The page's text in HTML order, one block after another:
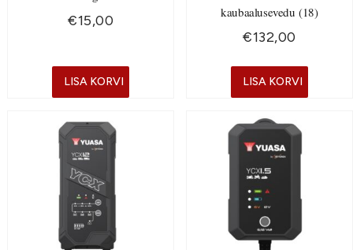
€15,00
LISA KORVI
kaubaalusevedu (18)
€132,00
LISA KORVI